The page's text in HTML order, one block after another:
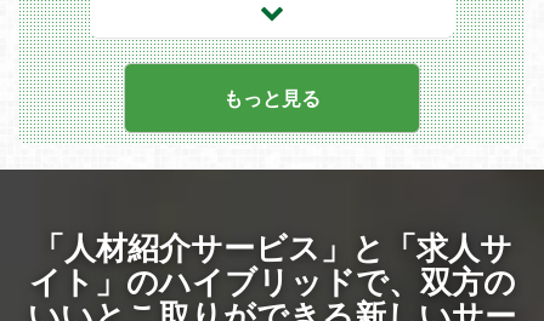
社 取締役 上級執行役員）
・スマホ向けメタバース「REALITY」の
開発・運営（BtoC事業）
・Web3事業（Play-and-Earnゲームの開
発）
改善可能な領域を見つけ、社内製エンジン
問題を解決していくリサーチャー業務
・アイデア、問題の解決方法、デザインの
方向性に関して、モックアップやワイヤー
フレームを作成しながら議論を進めるデザ
イン業務
・ユーザーテストやフィードバックに関し
ての会議、情報共有を指揮し、デザインの
もっと見る
「人材紹介サービス」と「求人サ
イト」のハイブリッドで、双方の